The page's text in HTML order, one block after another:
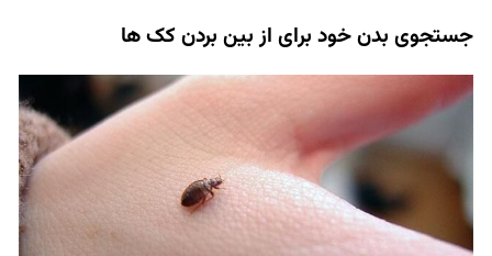
جستجوی بدن خود برای از بین بردن کک ها